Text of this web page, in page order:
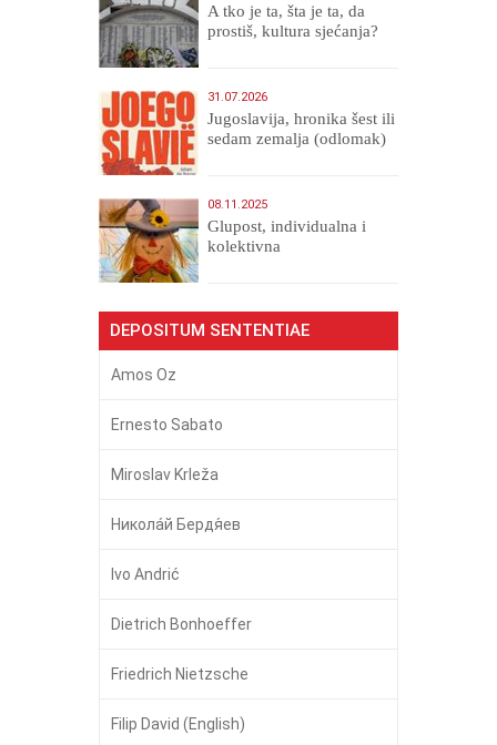
A tko je ta, šta je ta, da
prostiš, kultura sjećanja?
31.07.2026
Jugoslavija, hronika šest ili
sedam zemalja (odlomak)
08.11.2025
Glupost, individualna i
kolektivna
DEPOSITUM SENTENTIAE
Amos Oz
Ernesto Sabato
Miroslav Krleža
Никола́й Бердя́ев
Ivo Andrić
Dietrich Bonhoeffer
Friedrich Nietzsche
Filip David (English)